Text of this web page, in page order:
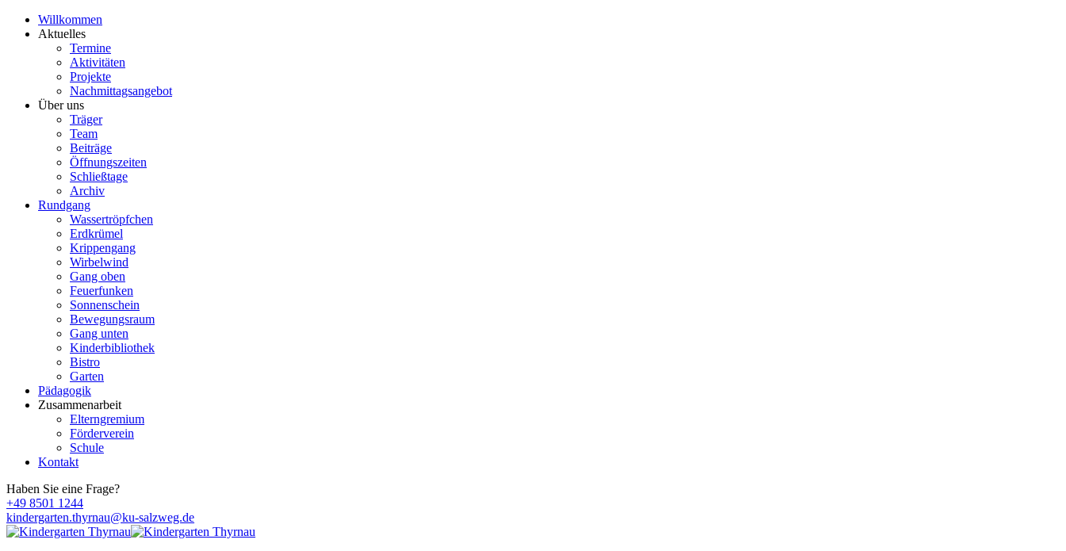
Willkommen
Aktuelles
Termine
Aktivitäten
Projekte
Nachmittagsangebot
Über uns
Träger
Team
Beiträge
Öffnungszeiten
Schließtage
Archiv
Rundgang
Wassertröpfchen
Erdkrümel
Krippengang
Wirbelwind
Gang oben
Feuerfunken
Sonnenschein
Bewegungsraum
Gang unten
Kinderbibliothek
Bistro
Garten
Pädagogik
Zusammenarbeit
Elterngremium
Förderverein
Schule
Kontakt
Haben Sie eine Frage?
+49 8501 1244
kindergarten.thyrnau@ku-salzweg.de